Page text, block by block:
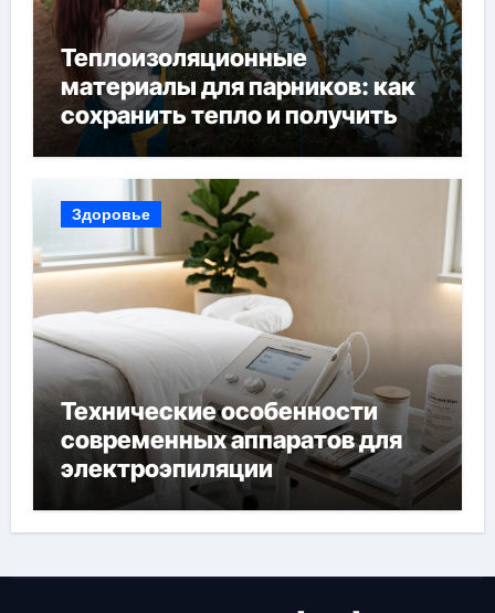
Теплоизоляционные
материалы для парников: как
сохранить тепло и получить
богатый урожай
Здоровье
Технические особенности
современных аппаратов для
электроэпиляции